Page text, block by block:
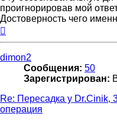
проигнорировав мой
Достоверность чего
dimon2
Сообщения: 50
Зарегистрирован:
Re: Пересадка у Dr.Cinik,
операция